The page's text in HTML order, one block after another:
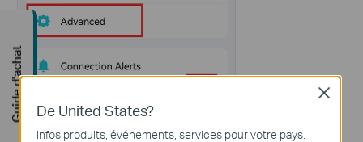
De United States?
Infos produits, événements, services pour votre pays.
Close
Guide d'achat